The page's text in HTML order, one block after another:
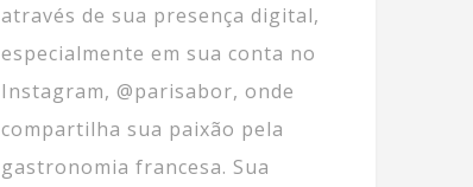
através de sua presença digital,
especialmente em sua conta no
Instagram, @parisabor, onde
compartilha sua paixão pela
gastronomia francesa. Sua